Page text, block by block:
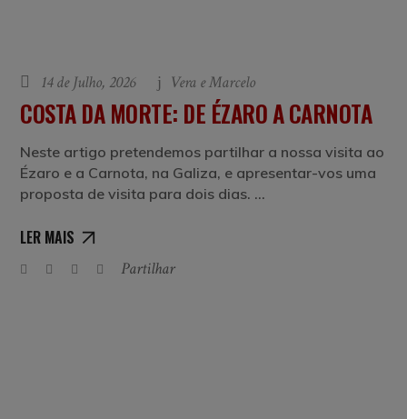
14 de Julho, 2026 Vera e Marcelo
COSTA DA MORTE: DE ÉZARO A CARNOTA
Neste artigo pretendemos partilhar a nossa visita ao
Ézaro e a Carnota, na Galiza, e apresentar-vos uma
proposta de visita para dois dias.
LER MAIS
Partilhar